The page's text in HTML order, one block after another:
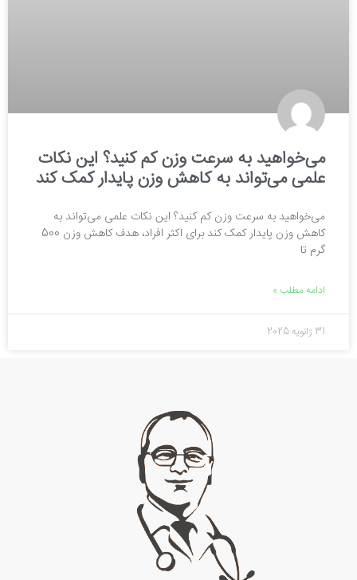
می‌خواهید به سرعت وزن کم کنید؟ این نکات
علمی می‌تواند به کاهش وزن پایدار کمک کند
می‌خواهید به سرعت وزن کم کنید؟ این نکات علمی می‌تواند به
کاهش وزن پایدار کمک کند برای اکثر افراد، هدف کاهش وزن 500
گرم تا
ادامه مطلب »
31 ژانویه 2025